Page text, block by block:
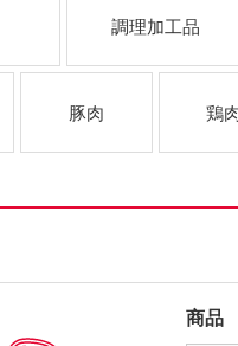
調理加工品
豚肉 鶏
商品